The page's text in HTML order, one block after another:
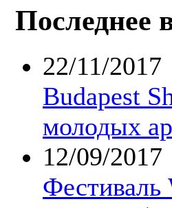
Последнее
22/11/2017
Budapest
молодых
12/09/2017
Фестиваль